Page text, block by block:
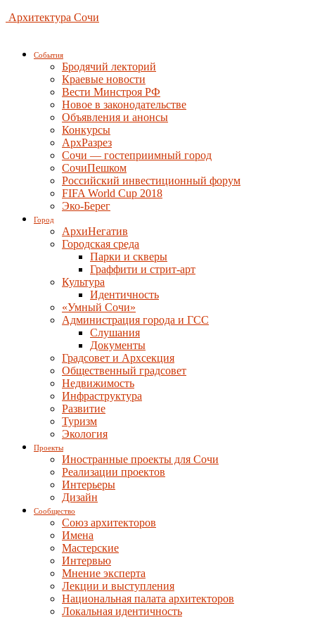
Архитектура Сочи
События
Бродячий лекторий
Краевые новости
Вести Минстроя РФ
Новое в законодательстве
Объявления и анонсы
Конкурсы
АрхРазрез
Сочи — гостеприимный город
СочиПешком
Российский инвестиционный форум
FIFA World Cup 2018
Эко-Берег
Город
АрхиНегатив
Городская среда
Парки и скверы
Граффити и стрит-арт
Культура
Идентичность
«Умный Сочи»
Администрация города и ГСС
Слушания
Документы
Градсовет и Архсекция
Общественный градсовет
Недвижимость
Инфраструктура
Развитие
Туризм
Экология
Проекты
Иностранные проекты для Сочи
Реализации проектов
Интерьеры
Дизайн
Сообщество
Союз архитекторов
Имена
Мастерские
Интервью
Мнение эксперта
Лекции и выступления
Национальная палата архитекторов
Локальная идентичность